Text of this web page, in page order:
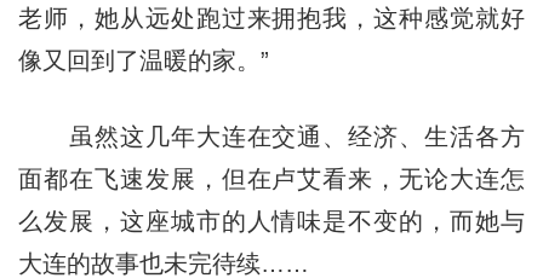
老师，她从远处跑过来拥抱我，这种感觉就好
像又回到了温暖的家。”
虽然这几年大连在交通、经济、生活各方
面都在飞速发展，但在卢艾看来，无论大连怎
么发展，这座城市的人情味是不变的，而她与
大连的故事也未完待续……